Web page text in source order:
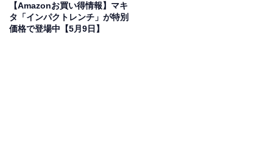
マキタ「DC18RF」は作業効率を劇的に高める1台
【Amazonお買い得情報】マキ
タ「インパクトレンチ」が特別
価格で登場中【5月9日】